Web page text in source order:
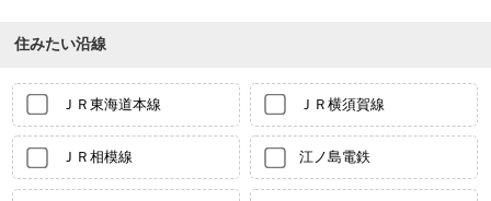
住みたい沿線
ＪＲ東海道本線 ＪＲ横須賀線
ＪＲ相模線 江ノ島電鉄